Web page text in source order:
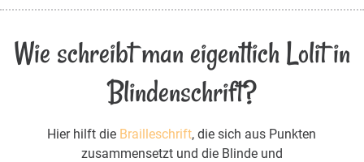
Wie schreibt man eigentlich Lolit in
Blindenschrift?
Hier hilft die Brailleschrift, die sich aus Punkten
zusammensetzt und die Blinde und